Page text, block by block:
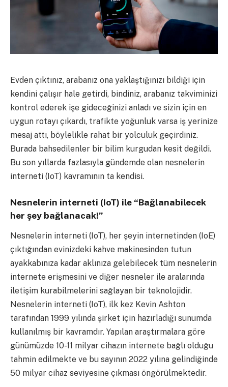
Evden çıktınız, arabanız ona yaklaştığınızı bildiği için
kendini çalışır hale getirdi, bindiniz, arabanız takviminizi
kontrol ederek işe gideceğinizi anladı ve sizin için en
uygun rotayı çıkardı, trafikte yoğunluk varsa iş yerinize
mesaj attı, böylelikle rahat bir yolculuk geçirdiniz.
Burada bahsedilenler bir bilim kurgudan kesit değildi.
Bu son yıllarda fazlasıyla gündemde olan nesnelerin
interneti (IoT) kavramının ta kendisi.
Nesnelerin interneti (IoT) ile “Bağlanabilecek
her şey bağlanacak!”
Nesnelerin interneti (IoT), her şeyin internetinden (IoE)
çıktığından evinizdeki kahve makinesinden tutun
ayakkabınıza kadar aklınıza gelebilecek tüm nesnelerin
internete erişmesini ve diğer nesneler ile aralarında
iletişim kurabilmelerini sağlayan bir teknolojidir.
Nesnelerin interneti (IoT), ilk kez Kevin Ashton
tarafından 1999 yılında şirket için hazırladığı sunumda
kullanılmış bir kavramdır. Yapılan araştırmalara göre
günümüzde 10-11 milyar cihazın internete bağlı olduğu
tahmin edilmekte ve bu sayının 2022 yılına gelindiğinde
50 milyar cihaz seviyesine çıkması öngörülmektedir.